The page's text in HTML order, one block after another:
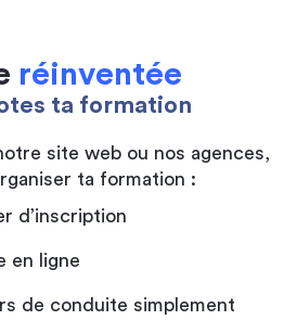
réinventée
ta formation
site web ou nos agences,
ta formation :
d’inscription
en ligne
de conduite simplement